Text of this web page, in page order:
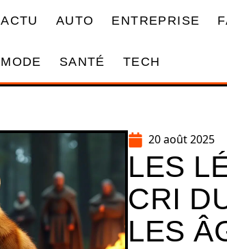
ACTU AUTO ENTREPRISE
MODE SANTÉ TECH
20 août 2025
LES
CRI
LES